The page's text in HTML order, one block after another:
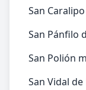
San
San Pánfilo
San Polión
San Vidal de